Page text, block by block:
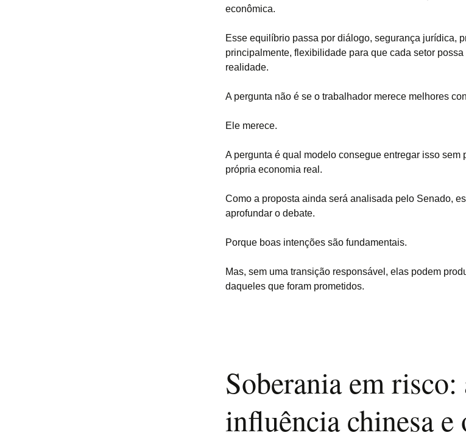
econômica.
Esse equilíbrio passa por diálogo, segurança jurídica,
principalmente, flexibilidade para que cada setor
realidade.
A pergunta não é se o trabalhador merece melhores
Ele merece.
A pergunta é qual modelo consegue entregar isso sem
própria economia real.
Como a proposta ainda será analisada pelo Senado,
aprofundar o debate.
Porque boas intenções são fundamentais.
Mas, sem uma transição responsável, elas podem
daqueles que foram prometidos.
Soberania em risco:
influência chinesa e